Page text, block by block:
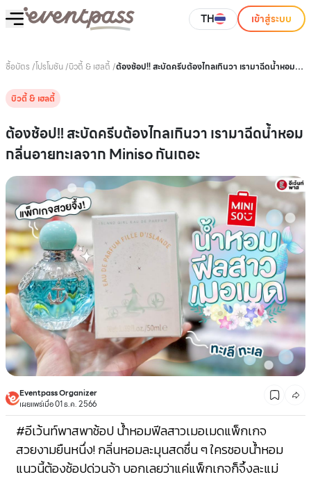
TH เข้าสู่ระบบ
ซื้อบัตร /โปรโมชัน/บิวตี้ & เฮลตี้ /ต้องช้อป!! สะบัดครีบต้องไกลเกินวา เรามาฉีดน้ำหอม
บิวตี้ & เฮลตี้
ต้องช้อป!! สะบัดครีบต้องไกลเกินวา เรามาฉีดน้ำหอม
กลิ่นอายทะเลจาก Miniso กันเถอะ
Eventpass Organizer
เผยแพร่เมื่อ 01 ธ.ค. 2566
#อีเว้นท์พาสพาช้อปน้ำหอมฟีลสาวเมอเมดแพ็กเกจ
สวยงามยืนหนึ่ง!กลิ่นหอมละมุนสดชื่น ๆ ใครชอบน้ำหอม
แนวนี้ต้องช้อปด่วนจ้า บอกเลยว่าแค่แพ็กเกจก็จึ้งละแม่